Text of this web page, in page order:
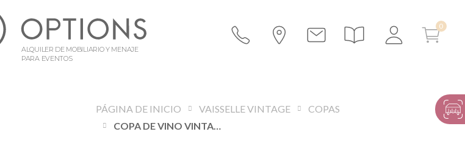
ALQUILER DE MOBILIARIO Y MENAJE
PARA EVENTOS
PÁGINA DE INICIO VAISSELLE VINTAGE
COPAS
COPA DE VINO VINTAGE SUECIA 12 CL